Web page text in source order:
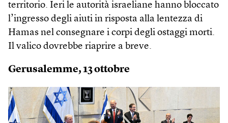
territorio. Ieri le autorità israeliane hanno bloccato
l’ingresso degli aiuti in risposta alla lentezza di
Hamas nel consegnare i corpi degli ostaggi morti.
Il valico dovrebbe riaprire a breve.
Gerusalemme, 13 ottobre